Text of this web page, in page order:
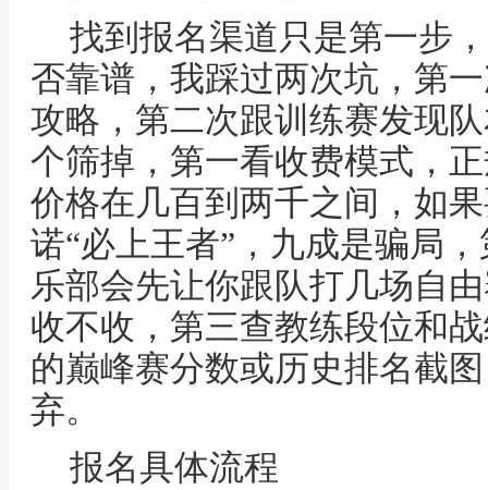
找到报名渠道只是第一步
否靠谱，我踩过两次坑，第
攻略，第二次跟训练赛发现
个筛掉，第一看收费模式，
价格在几百到两千之间，如
诺“必上王者”，九成是骗局
乐部会先让你跟队打几场自
收不收，第三查教练段位和
的巅峰赛分数或历史排名截
弃。
报名具体流程